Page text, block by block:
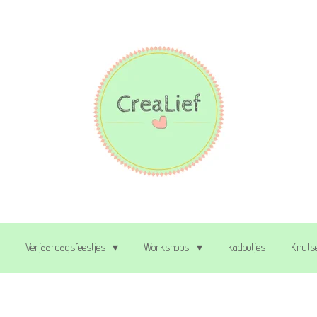
Verjaardagsfeestjes Workshops kadootjes